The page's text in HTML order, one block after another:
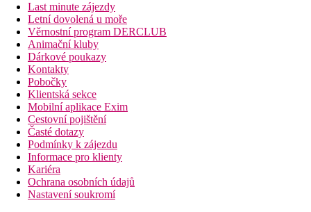
Last minute zájezdy
Letní dovolená u moře
Věrnostní program DERCLUB
Animační kluby
Dárkové poukazy
Kontakty
Pobočky
Klientská sekce
Mobilní aplikace Exim
Cestovní pojištění
Časté dotazy
Podmínky k zájezdu
Informace pro klienty
Kariéra
Ochrana osobních údajů
Nastavení soukromí